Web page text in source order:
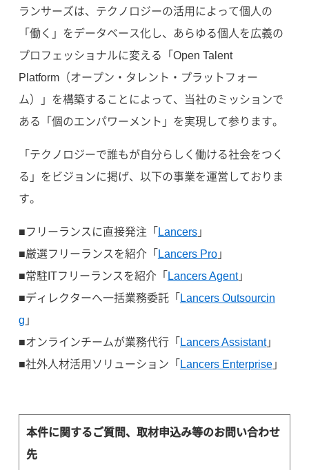
ランサーズは、テクノロジーの活用によって個人の
「働く」をデータベース化し、あらゆる個人を広義の
プロフェッショナルに変える「Open Talent
Platform（オープン・タレント・プラットフォー
ム）」を構築することによって、当社のミッションで
ある「個のエンパワーメント」を実現して参ります。
「テクノロジーで誰もが自分らしく働ける社会をつく
る」をビジョンに掲げ、以下の事業を運営しておりま
す。
■フリーランスに直接発注「 Lancers」
■厳選フリーランスを紹介「 Lancers Pro」
■常駐ITフリーランスを紹介「 Lancers Agent」
■ディレクターへ一括業務委託「 Lancers Outsourcin
g 」
■オンラインチームが業務代行「 Lancers Assistant」
■社外人材活用ソリューション「 Lancers Enterprise」
本件に関するご質問、取材申込み等のお問い合わせ
先